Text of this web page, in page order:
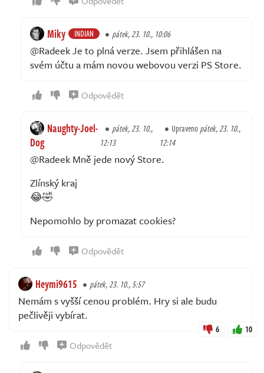
Miky INDIAN pátek, 23. 10., 10:06
@Radeek Je to plná verze. Jsem přihlášen na
svém účtu a mám novou webovou verzi PS Store.
Odpovědět
Naughty-Joel-
Dog
pátek, 23. 10.,
12:13
Upravenopátek, 23. 10.,
12:14
@Radeek Mně jede nový Store.
Zlínský kraj
😂🤣
Nepomohlo by promazat cookies?
Odpovědět
Heymi9615 pátek, 23. 10., 5:57
Nemám s vyšší cenou problém. Hry si ale budu
pečlivěji vybírat.
6 10
Odpovědět